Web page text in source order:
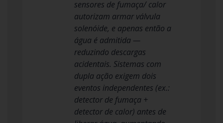
sensores de fumaça/ calor
autorizam armar válvula
solenóide, e apenas então a
água é admitida —
reduzindo descargas
acidentais. Sistemas com
dupla ação exigem dois
eventos independentes (ex.:
detector de fumaça +
detector de calor) antes de